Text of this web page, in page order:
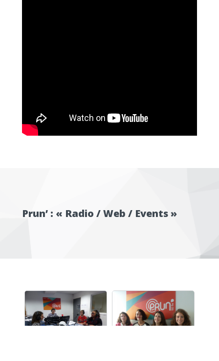
Prun’ : « Radio / Web / Events »